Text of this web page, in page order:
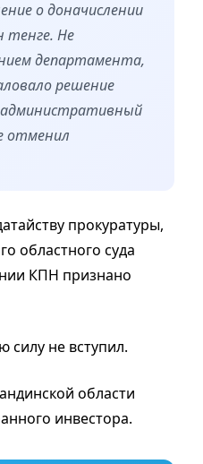
о доначислении
тенге. Не
департамента,
решение
административный
отменил
прокуратуры,
областного суда
КПН признано
силу не вступил.
области
инвестора.